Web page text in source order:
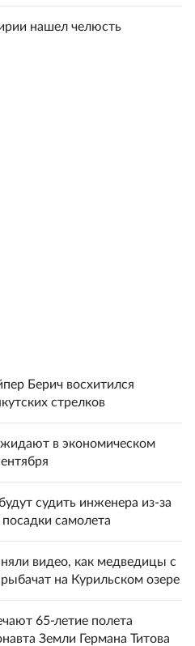
нашел челюсть
Берич восхитился
стрелков
в экономическом
судить инженера из-за
самолета
видео, как медведицы с
на Курильском озере
65-летие полета
Земли Германа Титова